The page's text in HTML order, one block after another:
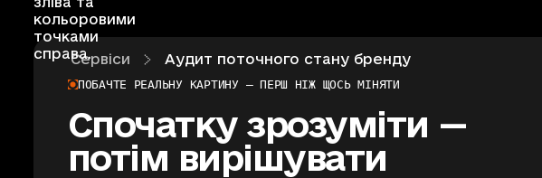
Ahead Creative
Ahead Event
Сервіси Аудит поточного стану бренду
ПОБАЧТЕ РЕАЛЬНУ КАРТИНУ — ПЕРШ НІЖ ЩОСЬ МІНЯТИ
Спочатку зрозуміти —
потім вирішувати